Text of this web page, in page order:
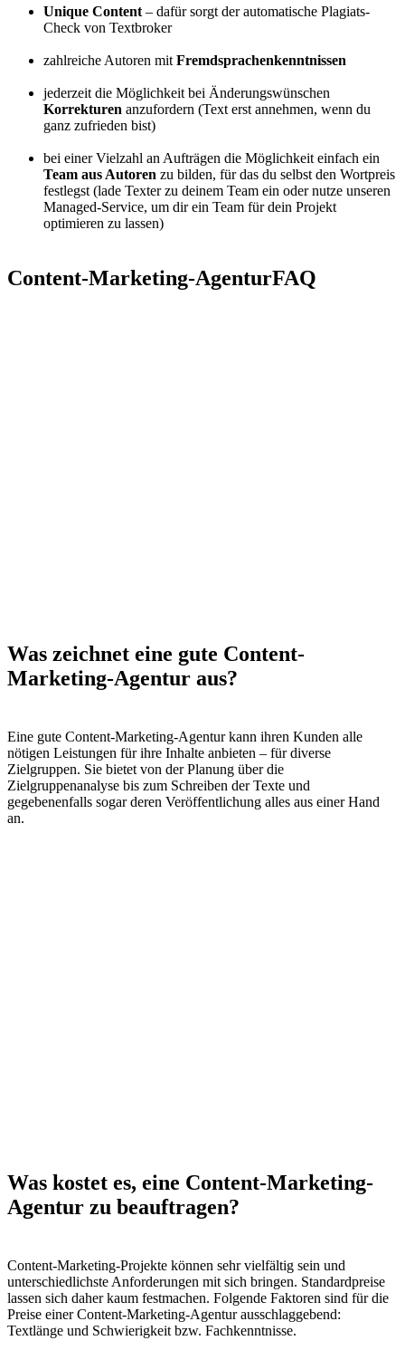
Unique Content – dafür sorgt der automatische Plagiats-
Check von Textbroker
zahlreiche Autoren mit Fremdsprachenkenntnissen
jederzeit die Möglichkeit bei Änderungswünschen
Korrekturen anzufordern (Text erst annehmen, wenn du
ganz zufrieden bist)
bei einer Vielzahl an Aufträgen die Möglichkeit einfach ein
Team aus Autoren zu bilden, für das du selbst den Wortpreis
festlegst (lade Texter zu deinem Team ein oder nutze unseren
Managed-Service, um dir ein Team für dein Projekt
optimieren zu lassen)
Content-Marketing-AgenturFAQ
Was zeichnet eine gute Content-
Marketing-Agentur aus?
Eine gute Content-Marketing-Agentur kann ihren Kunden alle
nötigen Leistungen für ihre Inhalte anbieten – für diverse
Zielgruppen. Sie bietet von der Planung über die
Zielgruppenanalyse bis zum Schreiben der Texte und
gegebenenfalls sogar deren Veröffentlichung alles aus einer Hand
an.
Was kostet es, eine Content-Marketing-
Agentur zu beauftragen?
Content-Marketing-Projekte können sehr vielfältig sein und
unterschiedlichste Anforderungen mit sich bringen. Standardpreise
lassen sich daher kaum festmachen. Folgende Faktoren sind für die
Preise einer Content-Marketing-Agentur ausschlaggebend:
Textlänge und Schwierigkeit bzw. Fachkenntnisse.